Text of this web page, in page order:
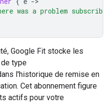
was a problem
Google Fit stocke les
type
l'historique de remise en
Cet abonnement figure
actifs pour votre